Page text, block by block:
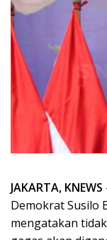
JAKARTA, KNEWS
Demokrat Susilo
mengatakan